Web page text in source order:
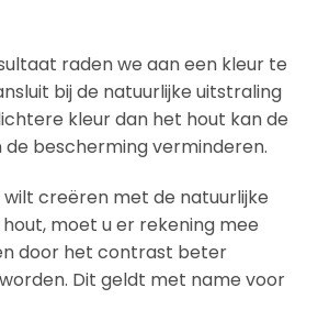
raden we aan een kleur te
bij de natuurlijke uitstraling
kleur dan het hout kan de
de bescherming verminderen.
creëren met de natuurlijke
moet u er rekening mee
door het contrast beter
Dit geldt met name voor